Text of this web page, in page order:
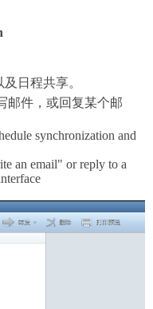
日程共享。
邮件，或回复某个邮
synchronization and
an email" or reply to a